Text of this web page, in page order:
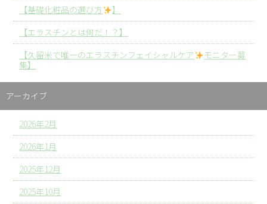
【基礎化粧品の選び方
】
【エラスチンとは何だ！？】
【久留米で唯一のエラスチンフェイシャルケア
モニター募
集】
アーカイブ
2026年2月
2026年1月
2025年12月
2025年10月